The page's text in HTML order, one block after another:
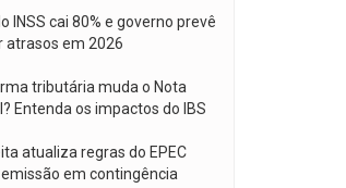
INSS cai 80% e governo prevê
atrasos em 2026
tributária muda o Nota
Entenda os impactos do IBS
atualiza regras do EPEC
em contingência